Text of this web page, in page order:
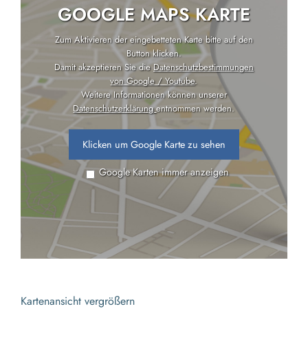
GOOGLE MAPS KARTE
Zum Aktivieren der eingebetteten Karte bitte auf den
Button klicken.
Damit akzeptieren Sie dieDatenschutzbestimmungen
von Google / Youtube.
Weitere Informationen können unserer
Datenschutzerklärungentnommen werden.
Klicken um Google Karte zu sehen
Google Karten immer anzeigen
Kartenansicht vergrößern